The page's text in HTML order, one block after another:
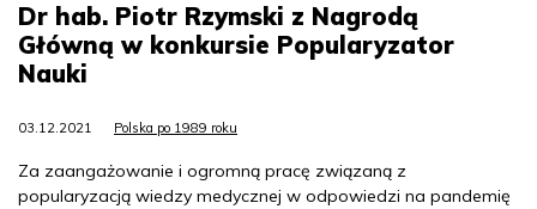
Dr hab. Piotr Rzymski z Nagrodą
Główną w konkursie Popularyzator
Nauki
03.12.2021 Polska po 1989 roku
Za zaangażowanie i ogromną pracę związaną z
popularyzacją wiedzy medycznej w odpowiedzi na pandemię